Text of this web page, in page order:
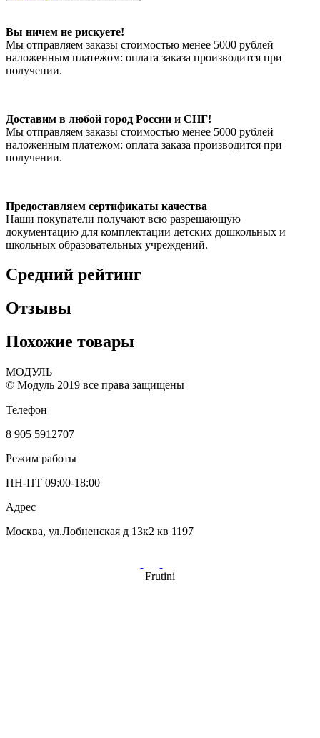
Вы ничем не рискуете!
Мы отправляем заказы стоимостью менее 5000 рублей
наложенным платежом: оплата заказа производится при
получении.
Доставим в любой город России и СНГ!
Мы отправляем заказы стоимостью менее 5000 рублей
наложенным платежом: оплата заказа производится при
получении.
Предоставляем сертификаты качества
Наши покупатели получают всю разрешающую
документацию для комплектации детских дошкольных и
школьных образовательных учреждений.
Средний рейтинг
Отзывы
Похожие товары
МОДУЛЬ
© Модуль 2019 все права защищены
Телефон
8 905 5912707
Режим работы
ПН-ПТ 09:00-18:00
Адрес
Москва, ул.Лобненская д 13к2 кв 1197
Frutini